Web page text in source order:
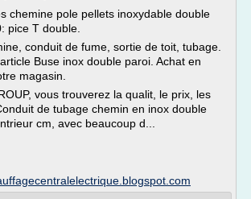
chemine pole pellets inoxydable double
pice T double.
conduit de fume, sortie de toit, tubage.
Buse inox double paroi. Achat en
magasin.
vous trouverez la qualit, le prix, les
de tubage chemin en inox double
cm, avec beaucoup d...